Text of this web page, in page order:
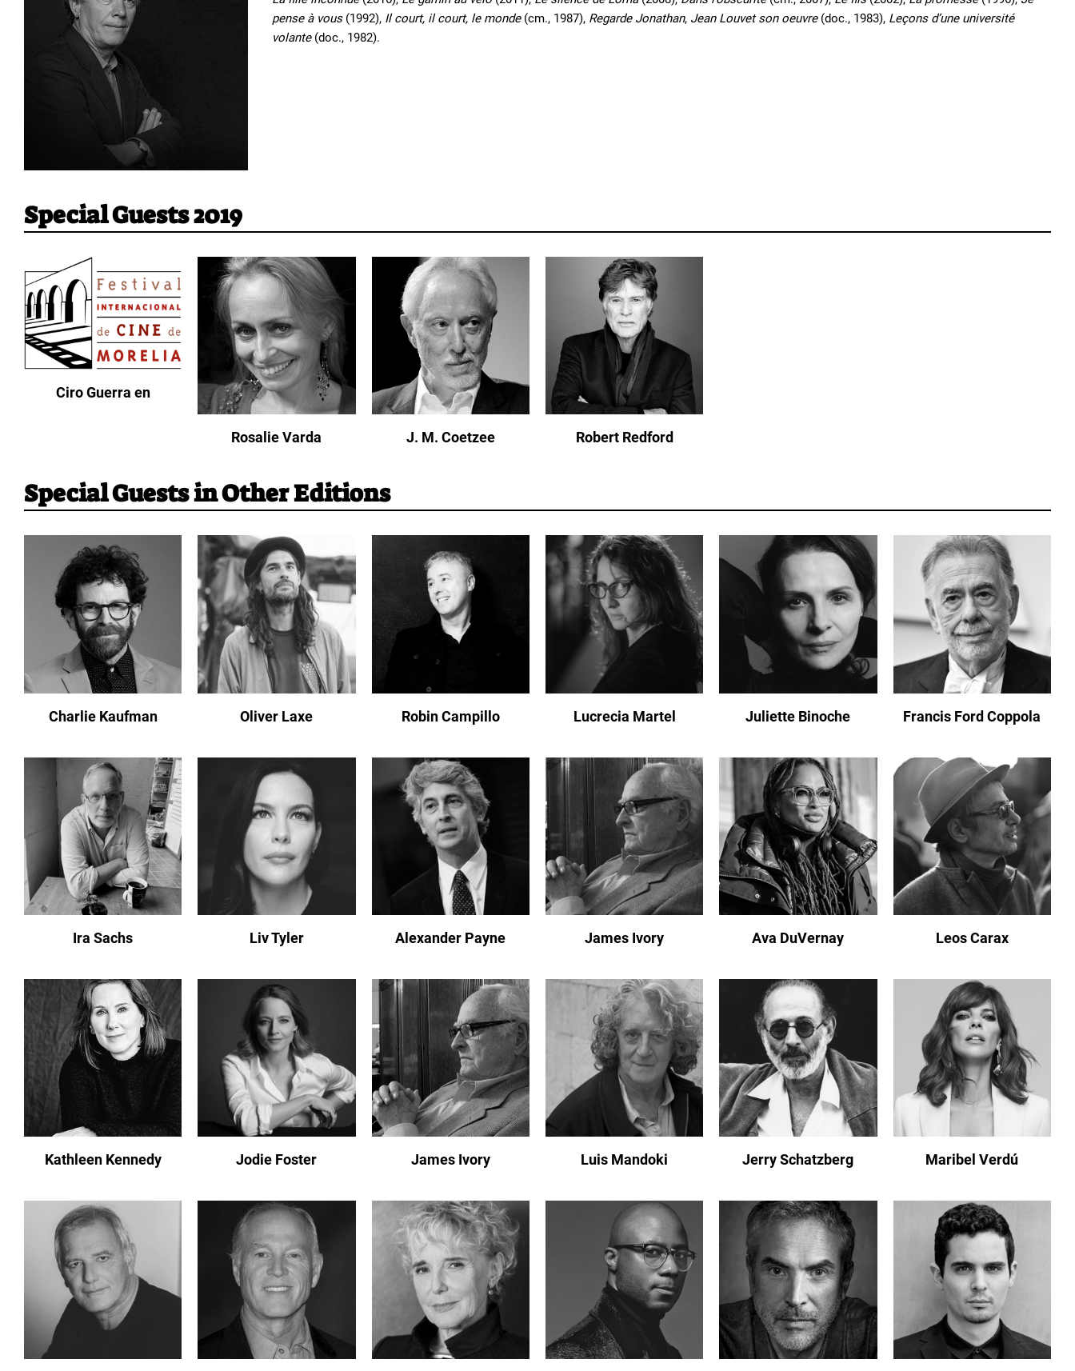
pense à vous(1992), Il court, il court, le monde(cm., 1987), Regarde Jonathan, Jean Louvet son oeuvre(doc., 1983), Leçons d’une université
volante(doc., 1982).
Special Guests 2019
Ciro Guerra en
Rosalie Varda J. M. Coetzee Robert Redford
Special Guests in Other Editions
Charlie Kaufman Oliver Laxe Robin Campillo Lucrecia Martel Juliette Binoche Francis Ford Coppola
Ira Sachs Liv Tyler Alexander Payne James Ivory Ava DuVernay Leos Carax
Kathleen Kennedy Jodie Foster James Ivory Luis Mandoki Jerry Schatzberg Maribel Verdú